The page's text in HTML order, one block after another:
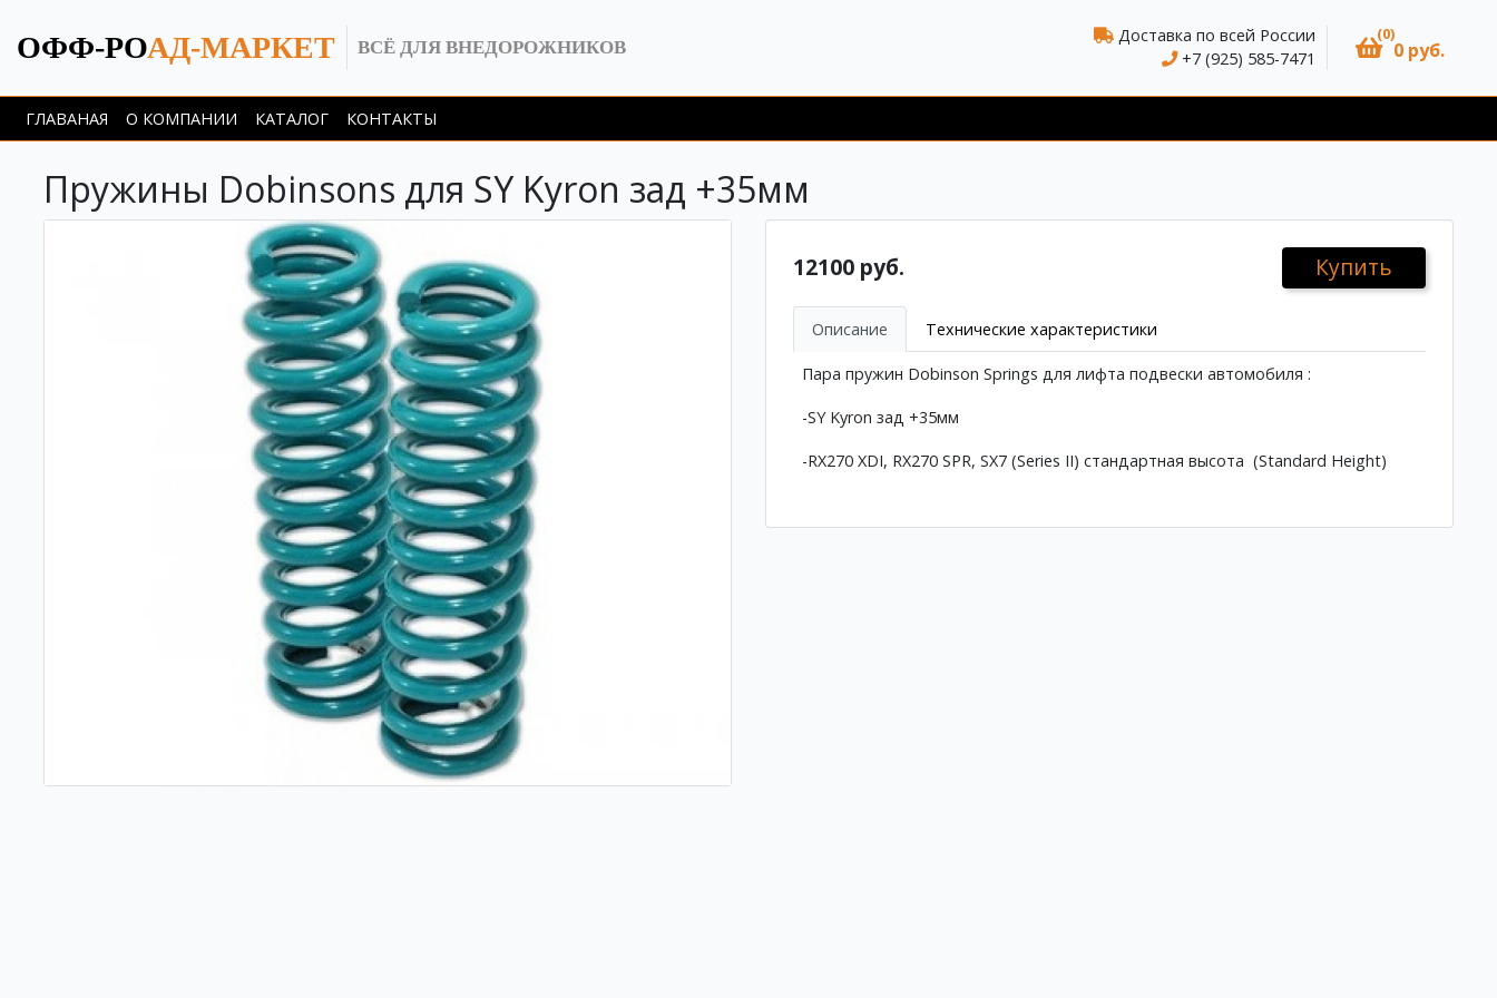
ОФФ-РОАД-МАРКЕТ ВСЁ ДЛЯ ВНЕДОРОЖНИКОВ
Доставка по всей России
+7 (925) 585-7471
(0)
0 руб.
ГЛАВАНАЯ О КОМПАНИИ КАТАЛОГ КОНТАКТЫ
Пружины Dobinsons для SY Kyron зад +35мм
12100 руб. Купить
Описание Технические характеристики
Пара пружин Dobinson Springs для лифта подвески автомобиля :
-SY Kyron зад +35мм
-RX270 XDI, RX270 SPR, SX7 (Series II) стандартная высота (Standard Height)